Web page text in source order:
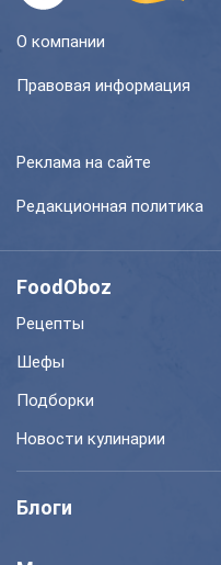
О компании
Правовая информация
Реклама на сайте
Редакционная политика
FoodOboz
Рецепты
Шефы
Подборки
Новости кулинарии
Блоги